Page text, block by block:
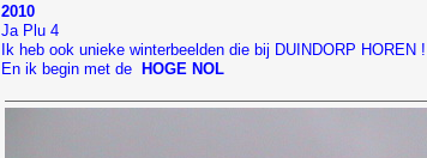
2010
Ja Plu 4
Ik heb ook unieke winterbeelden die bij DUINDORP HOREN !
En ik begin met de HOGE NOL